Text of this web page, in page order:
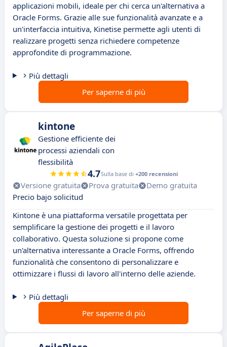
applicazioni mobili, ideale per chi cerca un'alternativa a
Oracle Forms. Grazie alle sue funzionalità avanzate e a
un'interfaccia intuitiva, Kinetise permette agli utenti di
realizzare progetti senza richiedere competenze
approfondite di programmazione.
Più dettagli
Per saperne di più
kintone
Gestione efficiente dei
processi aziendali con
flessibilità
4.7Sulla base di +200 recensioni
Versione gratuita Prova gratuita
Demo gratuita
Precio bajo solicitud
Kintone è una piattaforma versatile progettata per
semplificare la gestione dei progetti e il lavoro
collaborativo. Questa soluzione si propone come
un'alternativa interessante a Oracle Forms, offrendo
funzionalità che consentono di personalizzare e
ottimizzare i flussi di lavoro all'interno delle aziende.
Più dettagli
Per saperne di più